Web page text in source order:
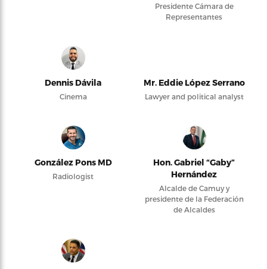
Presidente Cámara de
Representantes
Dennis Dávila
Cinema
Mr. Eddie López Serrano
Lawyer and political analyst
González Pons MD
Radiologist
Hon. Gabriel “Gaby”
Hernández
Alcalde de Camuy y
presidente de la Federación
de Alcaldes